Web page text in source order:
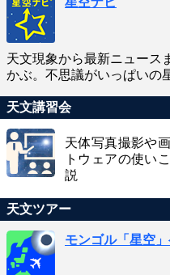
天文現象から最新ニュース
かぶ。不思議がいっぱいの
天文講習会
天体写真撮影や
トウェアの使い
説
天文ツアー
モンゴル「星空